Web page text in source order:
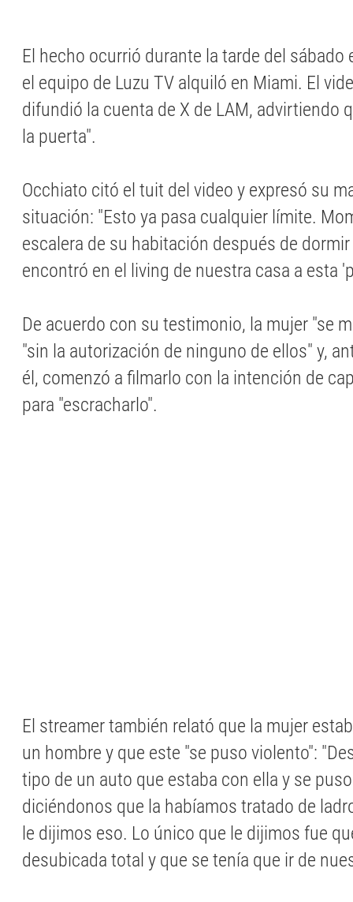
El hecho ocurrió durante la tarde del sábado
el equipo de Luzu TV alquiló en Miami. El
difundió la cuenta de X de LAM, advirtiendo
la puerta".
Occhiato citó el tuit del video y expresó su
situación: "Esto ya pasa cualquier límite.
escalera de su habitación después de
encontró en el living de nuestra casa a esta
De acuerdo con su testimonio, la mujer "se
"sin la autorización de ninguno de ellos" y,
él, comenzó a filmarlo con la intención de
para "escracharlo".
El streamer también relató que la mujer
un hombre y que este "se puso violento":
tipo de un auto que estaba con ella y se
diciéndonos que la habíamos tratado de
le dijimos eso. Lo único que le dijimos fue
desubicada total y que se tenía que ir de